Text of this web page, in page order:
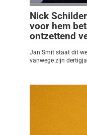
Nick
voor hem
ontzettend
Jan Smit staat dit
vanwege zijn